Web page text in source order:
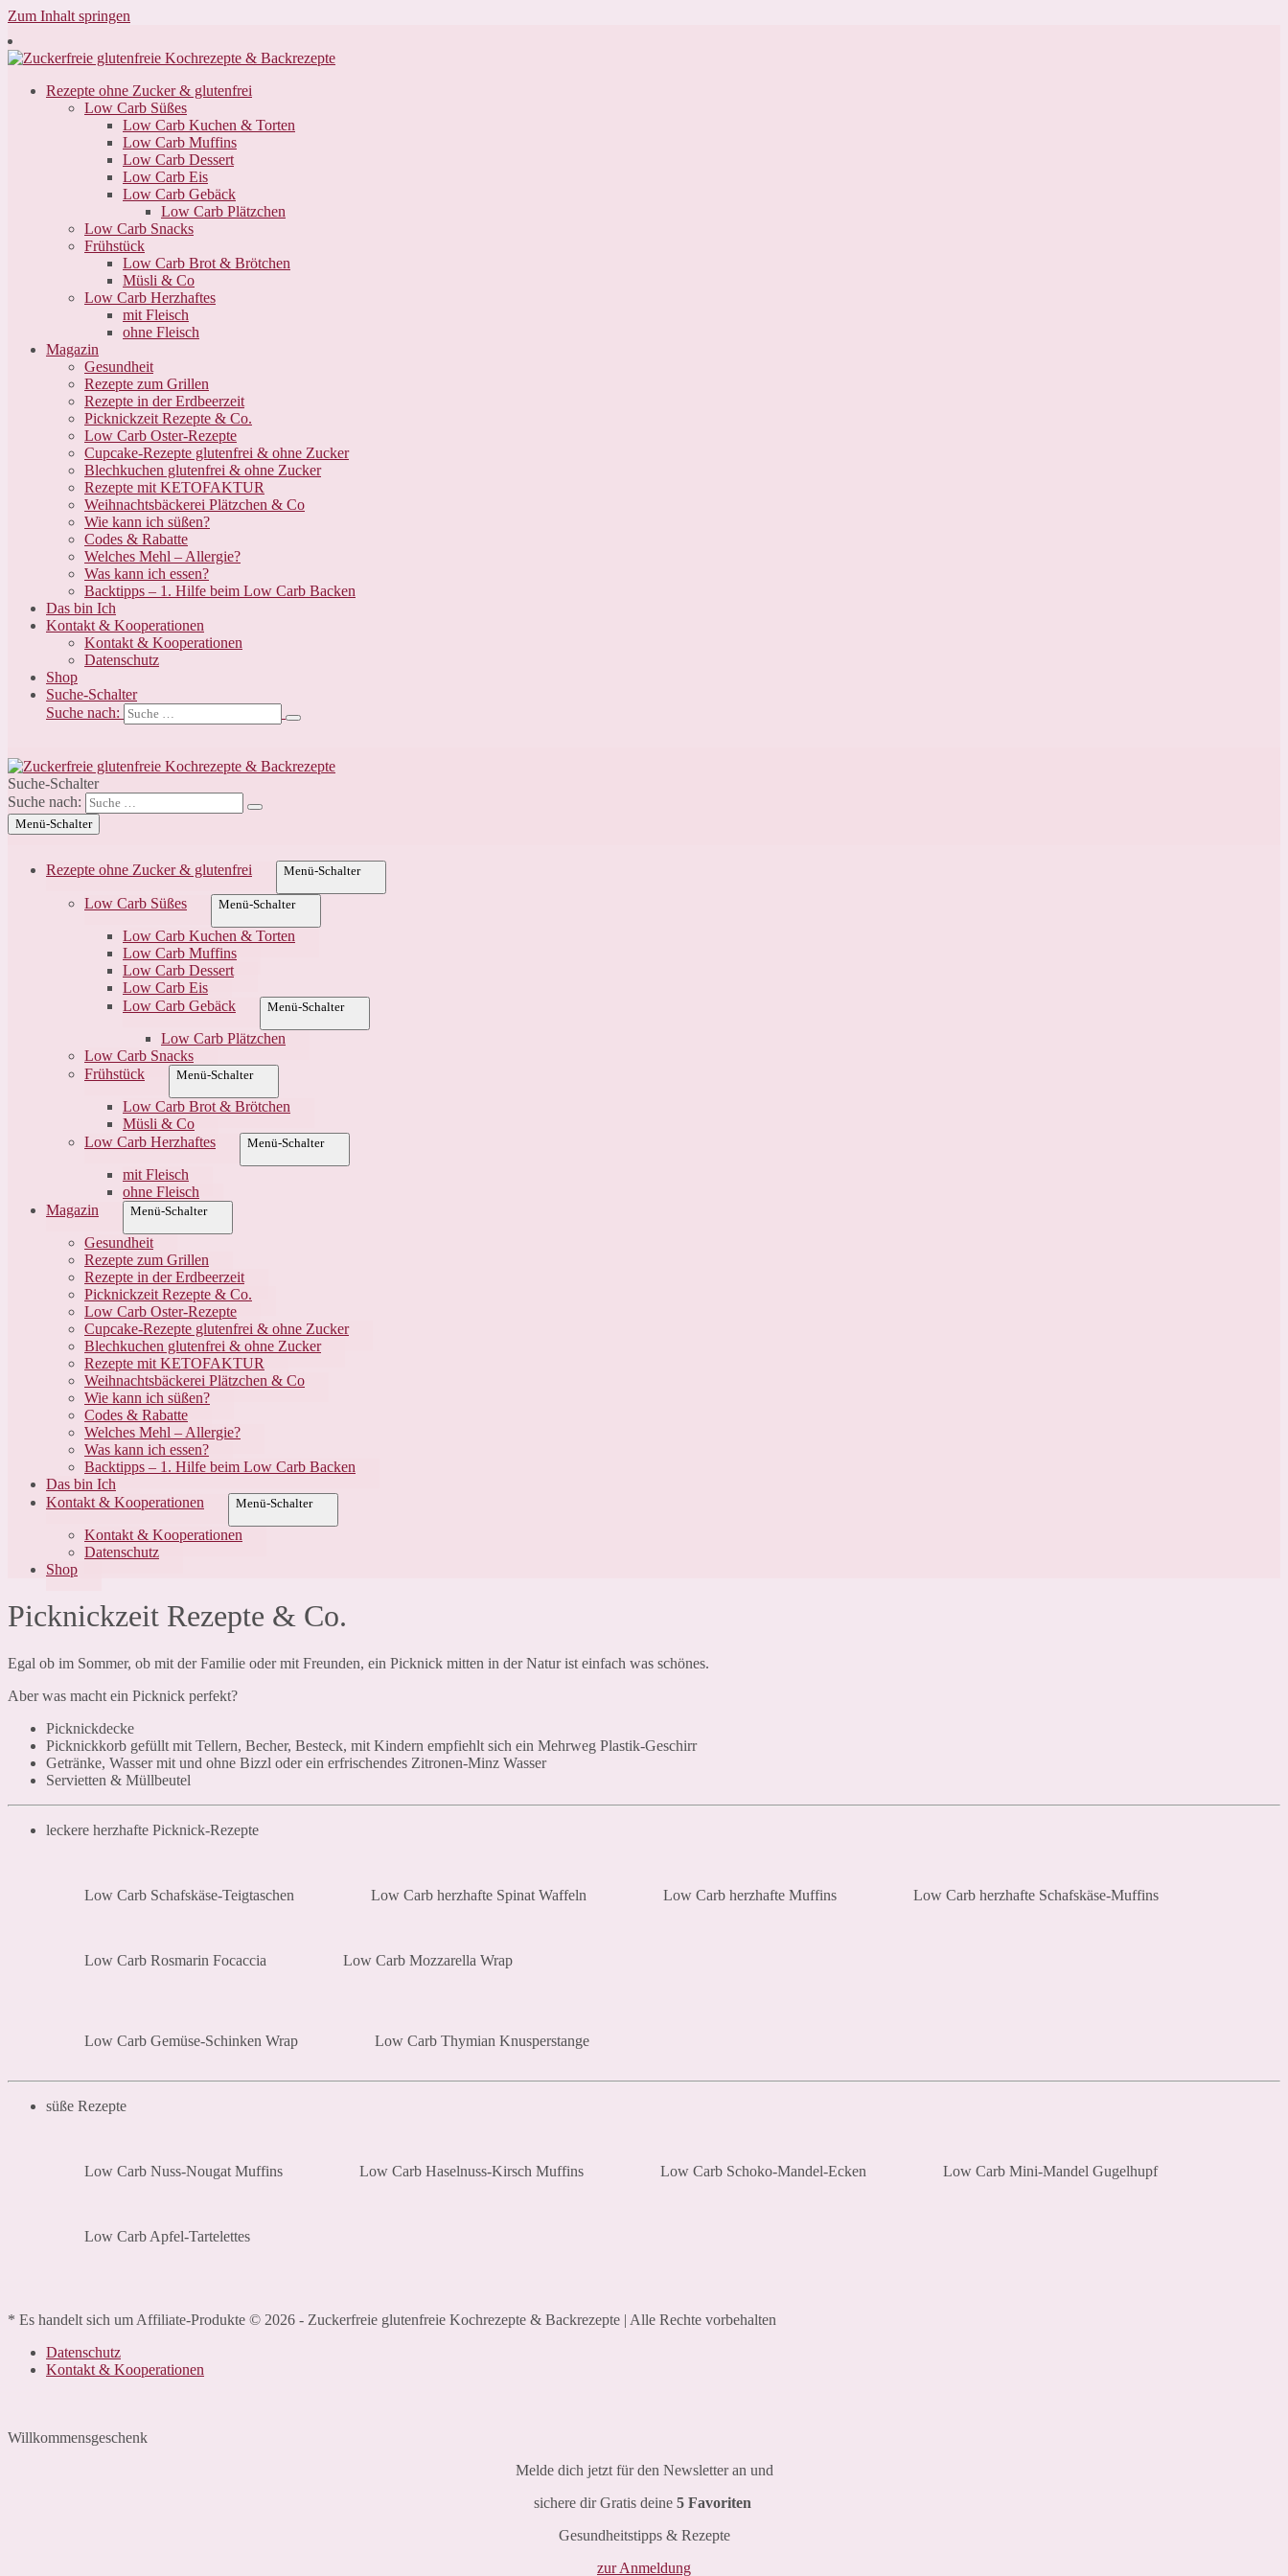
Zum Inhalt springen
Rezepte ohne Zucker & glutenfrei
Low Carb Süßes
Low Carb Kuchen & Torten
Low Carb Muffins
Low Carb Dessert
Low Carb Eis
Low Carb Gebäck
Low Carb Plätzchen
Low Carb Snacks
Frühstück
Low Carb Brot & Brötchen
Müsli & Co
Low Carb Herzhaftes
mit Fleisch
ohne Fleisch
Magazin
Gesundheit
Rezepte zum Grillen
Rezepte in der Erdbeerzeit
Picknickzeit Rezepte & Co.
Low Carb Oster-Rezepte
Cupcake-Rezepte glutenfrei & ohne Zucker
Blechkuchen glutenfrei & ohne Zucker
Rezepte mit KETOFAKTUR
Weihnachtsbäckerei Plätzchen & Co
Wie kann ich süßen?
Codes & Rabatte
Welches Mehl – Allergie?
Was kann ich essen?
Backtipps – 1. Hilfe beim Low Carb Backen
Das bin Ich
Kontakt & Kooperationen
Kontakt & Kooperationen
Datenschutz
Shop
Suche-Schalter
Suche nach:
Suche-Schalter
Suche nach:
Menü-Schalter
Rezepte ohne Zucker & glutenfrei Menü-Schalter
Low Carb Süßes Menü-Schalter
Low Carb Kuchen & Torten
Low Carb Muffins
Low Carb Dessert
Low Carb Eis
Low Carb Gebäck
Menü-Schalter
Low Carb Plätzchen
Low Carb Snacks
Frühstück
Menü-Schalter
Low Carb Brot & Brötchen
Müsli & Co
Low Carb Herzhaftes
Menü-Schalter
mit Fleisch
ohne Fleisch
Magazin
Menü-Schalter
Gesundheit
Rezepte zum Grillen
Rezepte in der Erdbeerzeit
Picknickzeit Rezepte & Co.
Low Carb Oster-Rezepte
Cupcake-Rezepte glutenfrei & ohne Zucker
Blechkuchen glutenfrei & ohne Zucker
Rezepte mit KETOFAKTUR
Weihnachtsbäckerei Plätzchen & Co
Wie kann ich süßen?
Codes & Rabatte
Welches Mehl – Allergie?
Was kann ich essen?
Backtipps – 1. Hilfe beim Low Carb Backen
Das bin Ich
Kontakt & Kooperationen
Menü-Schalter
Kontakt & Kooperationen
Datenschutz
Shop
Picknickzeit Rezepte & Co.
Egal ob im Sommer, ob mit der Familie oder mit Freunden, ein Picknick mitten in der Natur ist einfach was schönes.
Aber was macht ein Picknick perfekt?
Picknickdecke
Picknickkorb gefüllt mit Tellern, Becher, Besteck, mit Kindern empfiehlt sich ein Mehrweg Plastik-Geschirr
Getränke, Wasser mit und ohne Bizzl oder ein erfrischendes Zitronen-Minz Wasser
Servietten & Müllbeutel
leckere herzhafte Picknick-Rezepte
Low Carb Schafskäse-Teigtaschen Low Carb herzhafte Spinat Waffeln Low Carb herzhafte Muffins Low Carb herzhafte Schafskäse-Muffins
Low Carb Rosmarin Focaccia Low Carb Mozzarella Wrap
Low Carb Gemüse-Schinken Wrap Low Carb Thymian Knusperstange
süße Rezepte
Low Carb Nuss-Nougat Muffins Low Carb Haselnuss-Kirsch Muffins Low Carb Schoko-Mandel-Ecken Low Carb Mini-Mandel Gugelhupf
Low Carb Apfel-Tartelettes
* Es handelt sich um Affiliate-Produkte © 2026 - Zuckerfreie glutenfreie Kochrezepte & Backrezepte | Alle Rechte vorbehalten
Datenschutz
Kontakt & Kooperationen
Willkommensgeschenk
Melde dich jetzt für den Newsletter an und
sichere dir Gratis deine 5 Favoriten
Gesundheitstipps & Rezepte
zur Anmeldung